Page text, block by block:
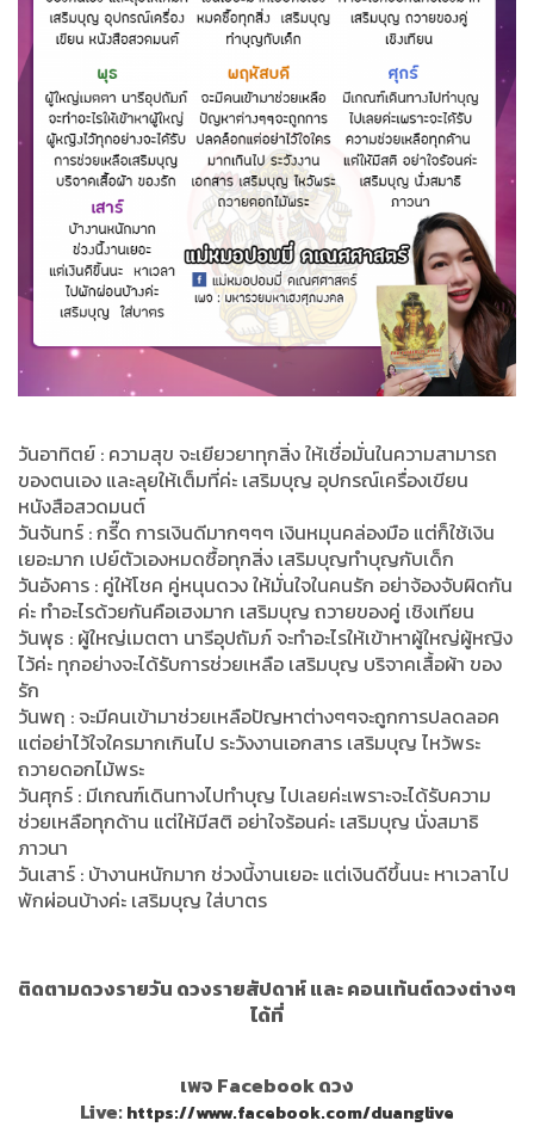
วันอาทิตย์ : ความสุข จะเยียวยาทุกสิ่ง ให้เชื่อมั่นในความสามารถ
ของตนเอง และลุยให้เต็มที่ค่ะ เสริมบุญ อุปกรณ์เครื่องเขียน
หนังสือสวดมนต์
วันจันทร์ : กรี๊ด การเงินดีมากๆๆๆ เงินหมุนคล่องมือ แต่ก็ใช้เงิน
เยอะมาก เปย์ตัวเองหมดซื้อทุกสิ่ง เสริมบุญทำบุญกับเด็ก
วันอังคาร : คู่ให้โชค คู่หนุนดวง ให้มั่นใจในคนรัก อย่าจ้องจับผิดกัน
ค่ะ ทำอะไรด้วยกันคือเฮงมาก เสริมบุญ ถวายของคู่ เชิงเทียน
วันพุธ : ผู้ใหญ่เมตตา นารีอุปถัมภ์ จะทำอะไรให้เข้าหาผู้ใหญ่ผู้หญิง
ไว้ค่ะ ทุกอย่างจะได้รับการช่วยเหลือ เสริมบุญ บริจาคเสื้อผ้า ของ
รัก
วันพฤ : จะมีคนเข้ามาช่วยเหลือปัญหาต่างๆๆจะถูกการปลดลอค
แต่อย่าไว้ใจใครมากเกินไป ระวังงานเอกสาร เสริมบุญ ไหว้พระ
ถวายดอกไม้พระ
วันศุกร์ : มีเกณฑ์เดินทางไปทำบุญ ไปเลยค่ะเพราะจะได้รับความ
ช่วยเหลือทุกด้าน แต่ให้มีสติ อย่าใจร้อนค่ะ เสริมบุญ นั่งสมาธิ
ภาวนา
วันเสาร์ : บ้างานหนักมาก ช่วงนี้งานเยอะ แต่เงินดีขึ้นนะ หาเวลาไป
พักผ่อนบ้างค่ะ เสริมบุญ ใส่บาตร
ติดตามดวงรายวัน ดวงรายสัปดาห์ และ คอนเท้นต์ดวงต่างๆ
ได้ที่
เพจ Facebook ดวง
Live:https://www.facebook.com/duanglive